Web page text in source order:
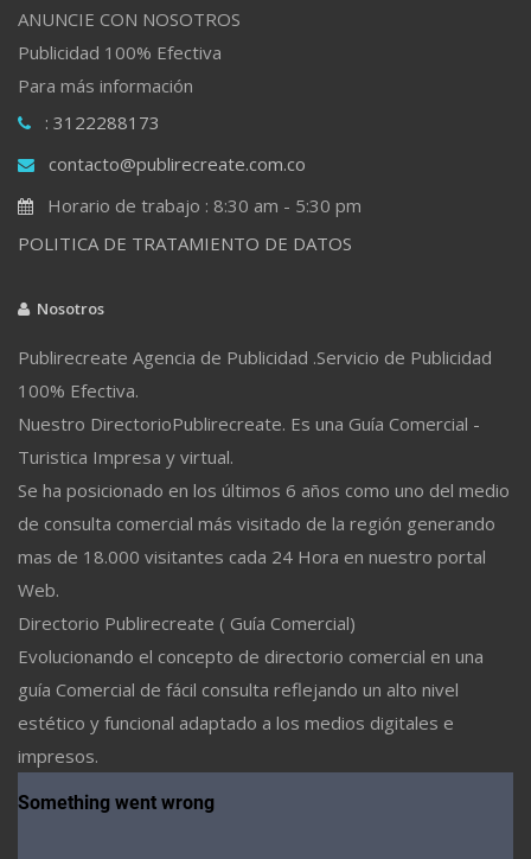
ANUNCIE CON NOSOTROS
Publicidad 100% Efectiva
Para más información
: 3122288173
contacto@publirecreate.com.co
Horario de trabajo : 8:30 am - 5:30 pm
POLITICA DE TRATAMIENTO DE DATOS
Nosotros
Publirecreate Agencia de Publicidad .Servicio de Publicidad
100% Efectiva.
Nuestro DirectorioPublirecreate. Es una Guía Comercial -
Turistica Impresa y virtual.
Se ha posicionado en los últimos 6 años como uno del medio
de consulta comercial más visitado de la región generando
mas de 18.000 visitantes cada 24 Hora en nuestro portal
Web.
Directorio Publirecreate ( Guía Comercial)
Evolucionando el concepto de directorio comercial en una
guía Comercial de fácil consulta reflejando un alto nivel
estético y funcional adaptado a los medios digitales e
impresos.